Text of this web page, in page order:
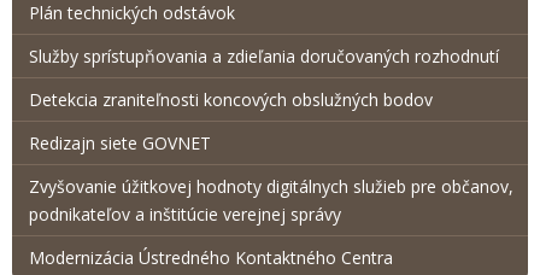
Plán technických odstávok
Služby sprístupňovania a zdieľania doručovaných rozhodnutí
Detekcia zraniteľnosti koncových obslužných bodov
Redizajn siete GOVNET
Zvyšovanie úžitkovej hodnoty digitálnych služieb pre občanov,
podnikateľov a inštitúcie verejnej správy
Modernizácia Ústredného Kontaktného Centra